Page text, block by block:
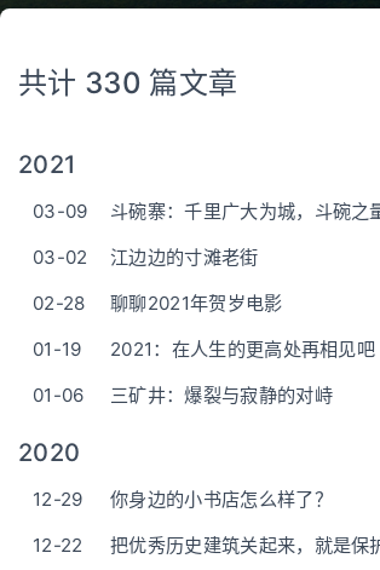
共计 330 篇文章
2021
03-09
斗碗寨：千里广大为城，斗碗之
03-02
江边边的寸滩老街
02-28
聊聊2021年贺岁电影
01-19
2021：在人生的更高处再相见吧
01-06
三矿井：爆裂与寂静的对峙
2020
12-29
你身边的小书店怎么样了？
12-22
把优秀历史建筑关起来，就是保